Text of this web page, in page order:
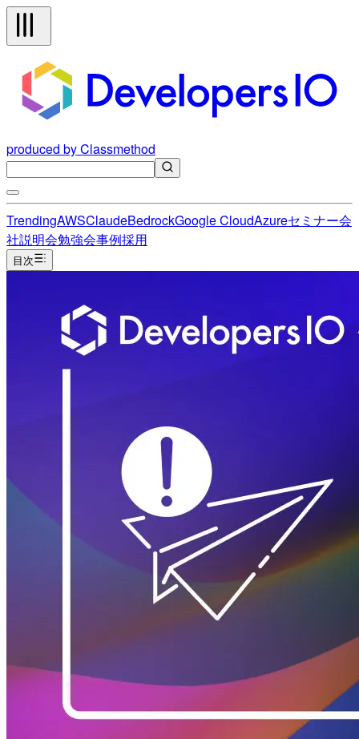
produced by Classmethod
TrendingAWSClaudeBedrockGoogle CloudAzureセミナー会
社説明会勉強会事例採用
目次